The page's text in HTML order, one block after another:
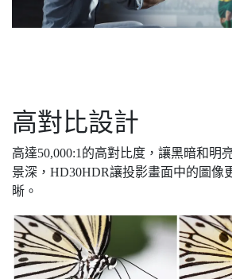
高對比設計
高達50,000:1的高對比度，讓黑暗和明
景深，HD30HDR讓投影畫面中的圖像
晰。